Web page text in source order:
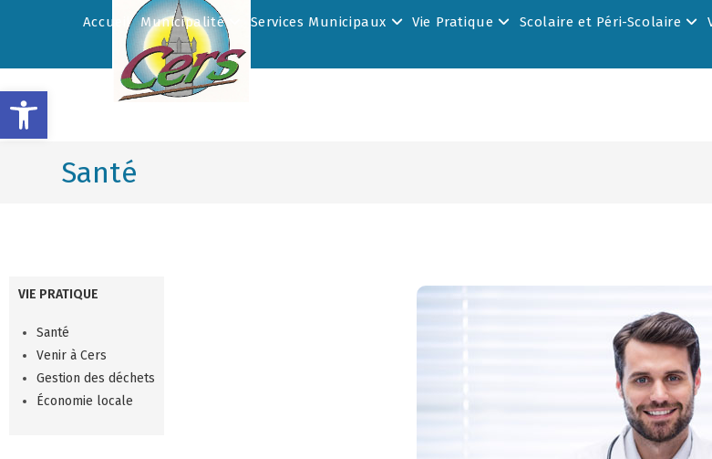
Accueil Municipalité Services Municipaux Vie Pratique Scolaire et Péri-Scolaire
Santé
VIE PRATIQUE
Santé
Venir à Cers
Gestion des déchets
Économie locale
Ouvrir la barre d’outils